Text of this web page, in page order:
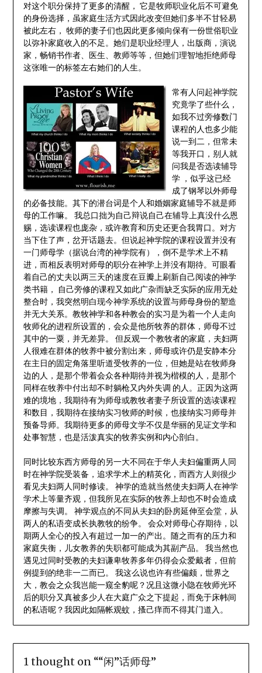
对这个职分保持了更多的清醒， 它是牧师职业化后不可避免
的身份选择，虽家庭生活方式因此改变但她们多半不甘轻易
被此左右， 牧师的妻子们也因此更多倾向保有一份世俗职业
以弥补家庭收入的不足。她们是职业经理人，出版商，演说
家，畅销书作者、医生、教师等等，但她们理智地拒绝师母
这张唯一的标签左右她们的人生。
常有人问起神学院
究竟学了些什么，
如我不过旁修数门
课程的人也多少能
说一到二，但常未
等我开口，别人就
问我是否选读辅导
学 ，似乎这已经
成了钢琴以外师母
的必备技能。其下的潜台词是个人和婚姻家庭辅导不就是师
母的工作嘛。 我总口拙为自己辩说自己在辅导上真没什么恩
赐，选读课程也庞杂，或许教育和历史还更合我胃口。对方
当下住了声，岔开话题去。但说起神学院的课程设置并没有
一门师母学（据说台湾的神学院有），倒不是学术上不精
进，而相反表明对师母的职分在神学上并没有期待。可眼看
着自己的丈夫以两三天的速度在豆瓣上刷新自己阅读的神学
类书籍， 自己旁修的课程又如此广杂而缺乏实际的应用无处
整合时，我突然明白现今神学系统的设置与师母身份的塑造
并无大关系。教牧神学和各种教会的实习是为着一个人走向
牧师化的进程所设置的，会众是他所牧养的群体，师母不过
其中的一粟，并无差异。 但反观一个教牧者的家庭，夫妇两
人很难在群体的牧养中被分割出来，师母或许仍是安静本分
在主日的固定角落里听道受牧养的一位，但她是站在牧师身
边的人，是那个带着会众各种期待并视为楷模的人，是那个
同样在牧养中付出却不时躺枪又内外失调 的人。正因为这两
难的境地，我期待有为师母或教牧者妻子所设置的选读课程
和数目，我期待在接纳实习牧师的时候，也接纳实习师母并
预备导师。我期待更多的师母文学不仅是华丽的见证文学和
处事智慧，也是活泼真实的牧养实例和内心剖白。
同时比较东西方师母的另一大不同在于华人夫妇偏重两人同
时在神学院受装备，追求学术上的精英化，而西方人则很少
看见夫妇两人同时修读。 神学的造就当然使夫妇两人在神学
学术上等量齐观，但我所见在实际的牧养上却也不时会造成
摩擦与失调。 神学观点的不同从夫妇的卧房延伸至会堂，从
两人的私语变成长执教牧的纷争。 会众对师母心存期待，以
期两人全心的投入有超过一加一的产出。随之而有的压力和
家庭失衡，儿女教养的失职都可能成为其副产品。 我当然也
遇见过同时受教的夫妇谦卑牧养多年仍得会众爱戴者，但前
例提到的绝非一二而已。 我这么说也许有些偏颇，世界之
大，教会之众我岂能一窥全豹呢？况且这微小隐在牧师光环
后的职分又真被多少人在大庭广众之下提起，而免于床帏间
的私语呢？我因此如隔帐观蚊，搔己痒而不得其门道入。
1 thought on ““闲”话师母”